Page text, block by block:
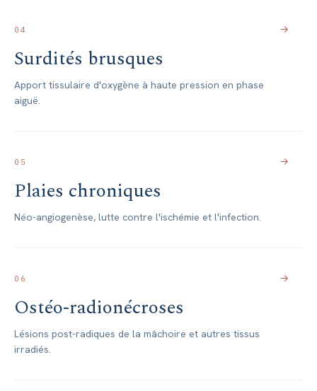
04 →
Surdités brusques
Apport tissulaire d'oxygène à haute pression en phase
aiguë.
05 →
Plaies chroniques
Néo-angiogenèse, lutte contre l'ischémie et l'infection.
06 →
Ostéo-radionécroses
Lésions post-radiques de la mâchoire et autres tissus
irradiés.